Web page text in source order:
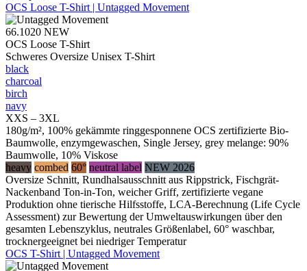
OCS Loose T-Shirt | Untagged Movement
66.1020 NEW
OCS Loose T-Shirt
Schweres Oversize Unisex T-Shirt
black
charcoal
birch
navy
XXS – 3XL
180g/m², 100% gekämmte ringgesponnene OCS zertifizierte Bio-
Baumwolle, enzymgewaschen, Single Jersey, grey melange: 90%
Baumwolle, 10% Viskose
heavy combed 60° neutral label NEW 2026
Oversize Schnitt, Rundhalsausschnitt aus Rippstrick, Fischgrät-
Nackenband Ton-in-Ton, weicher Griff, zertifizierte vegane
Produktion ohne tierische Hilfsstoffe, LCA-Berechnung (Life Cycle
Assessment) zur Bewertung der Umweltauswirkungen über den
gesamten Lebenszyklus, neutrales Größenlabel, 60° waschbar,
trocknergeeignet bei niedriger Temperatur
OCS T-Shirt | Untagged Movement